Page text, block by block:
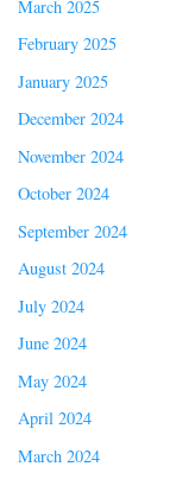
March 2025
February 2025
January 2025
December 2024
November 2024
October 2024
September 2024
August 2024
July 2024
June 2024
May 2024
April 2024
March 2024